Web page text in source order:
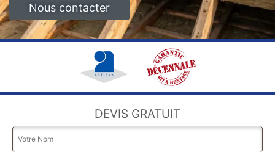
Nous contacter
DEVIS GRATUIT